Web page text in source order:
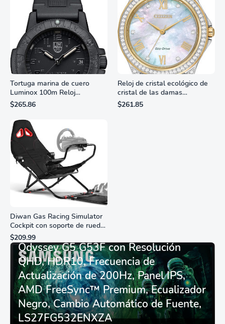
Tortuga marina de cuero
Luminox 100m Reloj
analógico de cuarzo
resistente al agua
$265.86
Reloj de cristal ecológico de
cristal de las damas
ciudadanas, 3 manos,
marcadores de números
$261.85
Diwan Gas Racing Simulator
Cockpit con soporte de rueda
de carreras plegable y
asiento - Logitech
G29/920/923/27/25,
Thrustmaster
T248/X/T300RS/T150/458/TX
$209.99
Monitor Gamer SAMSUNG 27”
Odyssey G5 G53F con Resolución
QHD, HDR10, Frecuencia de
Actualización de 200Hz, Panel IPS,
AMD FreeSync™ Premium, Ecualizador
Negro, Cambio Automático de Fuente,
LS27FG532ENXZA